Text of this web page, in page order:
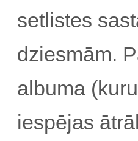
setlistes
dziesmām.
albuma
iespējas